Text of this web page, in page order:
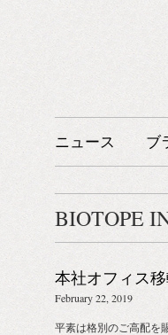
ニュース ブ
BIOTOPE
本社オフィス
February 22, 2019
平素は格別のご高配を